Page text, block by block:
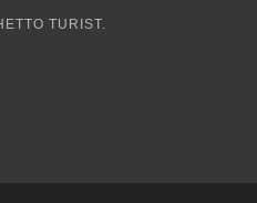
TURIST.